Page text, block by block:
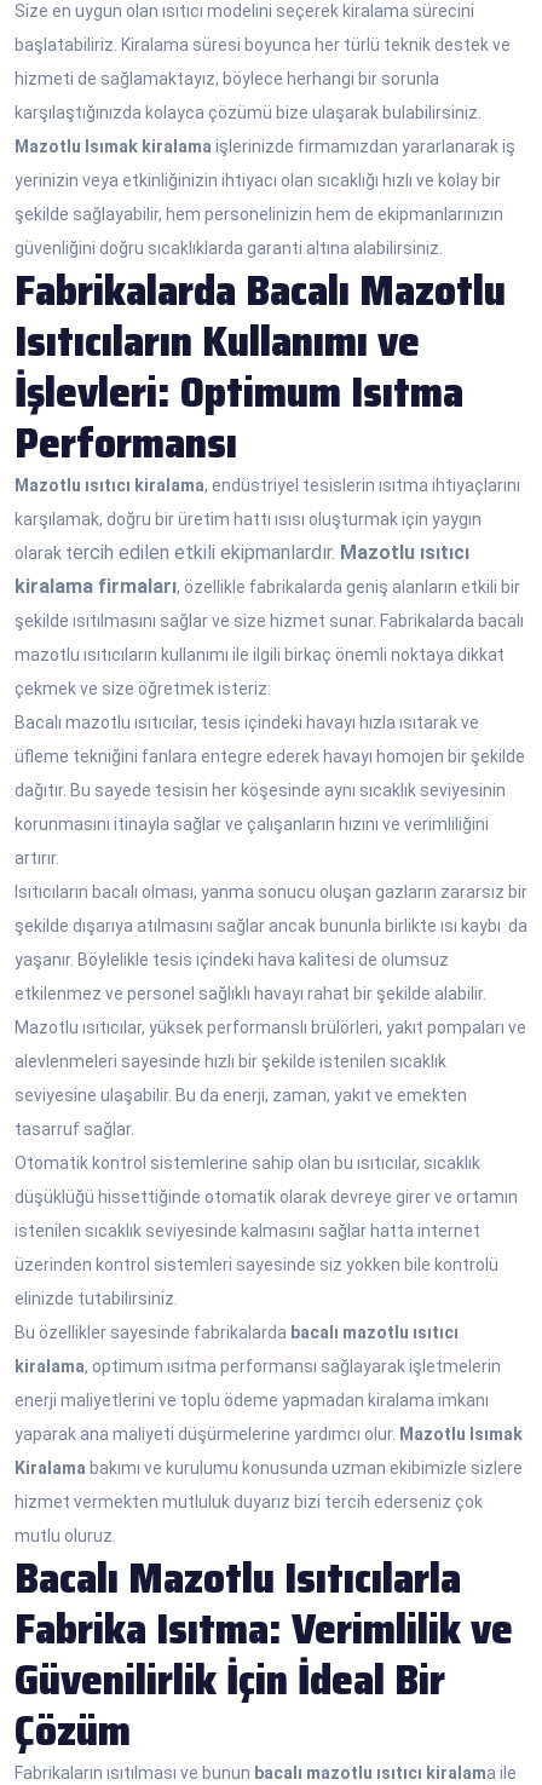
Size en uygun olan ısıtıcı modelini seçerek kiralama sürecini
başlatabiliriz. Kiralama süresi boyunca her türlü teknik destek ve
hizmeti de sağlamaktayız, böylece herhangi bir sorunla
karşılaştığınızda kolayca çözümü bize ulaşarak bulabilirsiniz.
Mazotlu Isımak kiralama işlerinizde firmamızdan yararlanarak iş
yerinizin veya etkinliğinizin ihtiyacı olan sıcaklığı hızlı ve kolay bir
şekilde sağlayabilir, hem personelinizin hem de ekipmanlarınızın
güvenliğini doğru sıcaklıklarda garanti altına alabilirsiniz.
Fabrikalarda Bacalı Mazotlu
Isıtıcıların Kullanımı ve
İşlevleri: Optimum Isıtma
Performansı
Mazotlu ısıtıcı kiralama, endüstriyel tesislerin ısıtma ihtiyaçlarını
karşılamak, doğru bir üretim hattı ısısı oluşturmak için yaygın
olarak tercih edilen etkili ekipmanlardır. Mazotlu ısıtıcı
kiralama firmaları, özellikle fabrikalarda geniş alanların etkili bir
şekilde ısıtılmasını sağlar ve size hizmet sunar. Fabrikalarda bacalı
mazotlu ısıtıcıların kullanımı ile ilgili birkaç önemli noktaya dikkat
çekmek ve size öğretmek isteriz:
Bacalı mazotlu ısıtıcılar, tesis içindeki havayı hızla ısıtarak ve
üfleme tekniğini fanlara entegre ederek havayı homojen bir şekilde
dağıtır. Bu sayede tesisin her köşesinde aynı sıcaklık seviyesinin
korunmasını itinayla sağlar ve çalışanların hızını ve verimliliğini
artırır.
Isıtıcıların bacalı olması, yanma sonucu oluşan gazların zararsız bir
şekilde dışarıya atılmasını sağlar ancak bununla birlikte ısı kaybı da
yaşanır. Böylelikle tesis içindeki hava kalitesi de olumsuz
etkilenmez ve personel sağlıklı havayı rahat bir şekilde alabilir.
Mazotlu ısıtıcılar, yüksek performanslı brülörleri, yakıt pompaları ve
alevlenmeleri sayesinde hızlı bir şekilde istenilen sıcaklık
seviyesine ulaşabilir. Bu da enerji, zaman, yakıt ve emekten
tasarruf sağlar.
Otomatik kontrol sistemlerine sahip olan bu ısıtıcılar, sıcaklık
düşüklüğü hissettiğinde otomatik olarak devreye girer ve ortamın
istenilen sıcaklık seviyesinde kalmasını sağlar hatta internet
üzerinden kontrol sistemleri sayesinde siz yokken bile kontrolü
elinizde tutabilirsiniz.
Bu özellikler sayesinde fabrikalarda bacalı mazotlu ısıtıcı
kiralama, optimum ısıtma performansı sağlayarak işletmelerin
enerji maliyetlerini ve toplu ödeme yapmadan kiralama imkanı
yaparak ana maliyeti düşürmelerine yardımcı olur. Mazotlu Isımak
Kiralama bakımı ve kurulumu konusunda uzman ekibimizle sizlere
hizmet vermekten mutluluk duyarız bizi tercih ederseniz çok
mutlu oluruz.
Bacalı Mazotlu Isıtıcılarla
Fabrika Isıtma: Verimlilik ve
Güvenilirlik İçin İdeal Bir
Çözüm
Fabrikaların ısıtılması ve bunun bacalı mazotlu ısıtıcı kiralama ile